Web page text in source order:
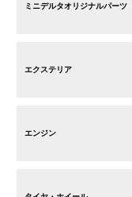
ミニデルタオリジナルパーツ
エクステリア
エンジン